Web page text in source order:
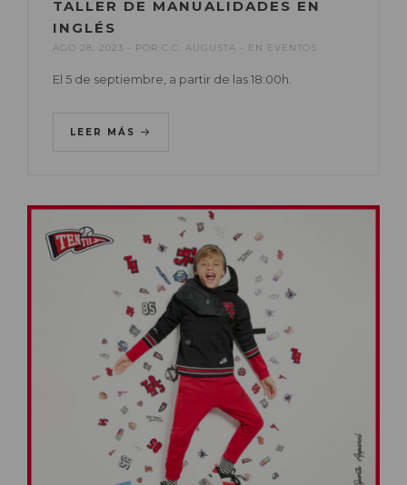
TALLER DE MANUALIDADES EN
INGLÉS
AGO 28, 2023 POR C.C. AUGUSTA EN EVENTOS
El 5 de septiembre, a partir de las 18:00h.
LEER MÁS